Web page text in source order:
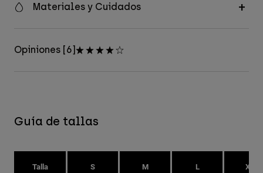
Materiales y Cuidados
Opiniones [6]
Guía de tallas
Talla S M L XL